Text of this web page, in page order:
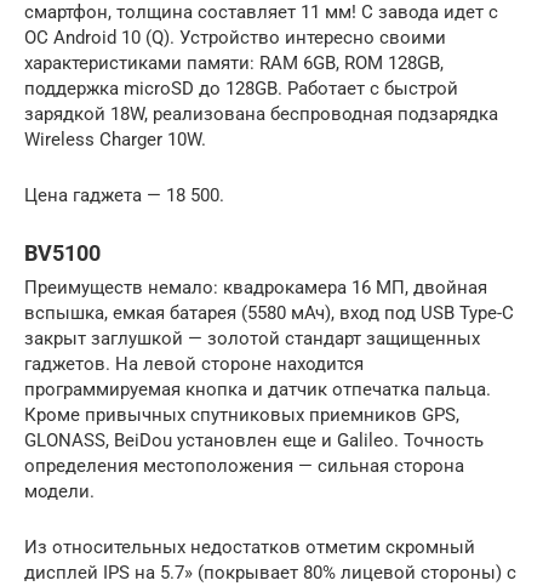
смартфон, толщина составляет 11 мм! С завода идет с
ОС Android 10 (Q). Устройство интересно своими
характеристиками памяти: RAM 6GB, ROM 128GB,
поддержка microSD до 128GB. Работает с быстрой
зарядкой 18W, реализована беспроводная подзарядка
Wireless Charger 10W.
Цена гаджета — 18 500.
BV5100
Преимуществ немало: квадрокамера 16 МП, двойная
вспышка, емкая батарея (5580 мАч), вход под USB Type-C
закрыт заглушкой — золотой стандарт защищенных
гаджетов. На левой стороне находится
программируемая кнопка и датчик отпечатка пальца.
Кроме привычных спутниковых приемников GPS,
GLONASS, BeiDou установлен еще и Galileo. Точность
определения местоположения — сильная сторона
модели.
Из относительных недостатков отметим скромный
дисплей IPS на 5.7» (покрывает 80% лицевой стороны) с